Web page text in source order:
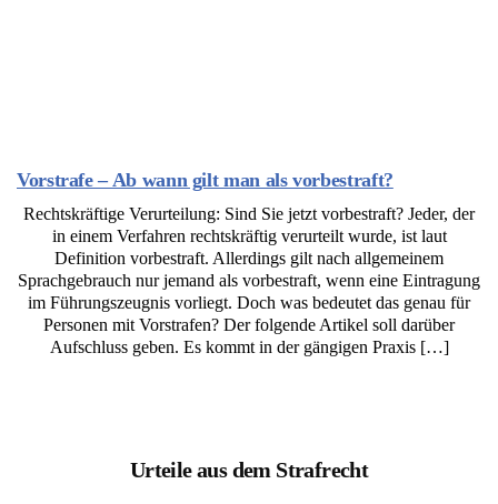
Vorstrafe – Ab wann gilt man als vorbestraft?
Rechtskräftige Verurteilung: Sind Sie jetzt vorbestraft? Jeder, der
in einem Verfahren rechtskräftig verurteilt wurde, ist laut
Definition vorbestraft. Allerdings gilt nach allgemeinem
Sprachgebrauch nur jemand als vorbestraft, wenn eine Eintragung
im Führungszeugnis vorliegt. Doch was bedeutet das genau für
Personen mit Vorstrafen? Der folgende Artikel soll darüber
Aufschluss geben. Es kommt in der gängigen Praxis […]
Urteile aus dem Strafrecht